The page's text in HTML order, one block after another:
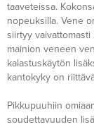
taaveteissa.
nopeuksilla. Vene
siirtyy
mainion veneen
kalastuskäytön
kantokyky on
Pikkupuuhiin
soudettavuuden